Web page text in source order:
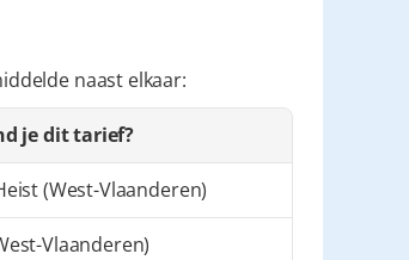
naast elkaar:
je dit tarief?
(West-Vlaanderen)
Vlaanderen)